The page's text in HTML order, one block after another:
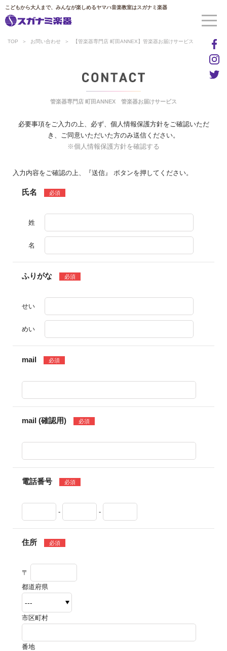
こどもから大人まで、みんなが楽しめるヤマハ音楽教室はスガナミ楽器
TOP お問い合わせ 【管楽器専門店 町田ANNEX】管楽器お届けサービス
管楽器専門店 町田ANNEX 管楽器お届けサービス
必要事項をご入力の上、必ず、個人情報保護方針をご確認いただ
き、ご同意いただいた方のみ送信ください。
※個人情報保護方針を確認する
入力内容をご確認の上、『送信』 ボタンを押してください。
氏名 必須
姓
名
ふりがな 必須
せい
めい
mail 必須
mail (確認用) 必須
電話番号 必須
- -
住所 必須
〒
都道府県
市区町村
番地